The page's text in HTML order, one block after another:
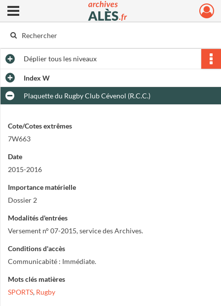
Archives municipales d'Alès
Ouvrir le menu déroulant
Dépliertous les niveaux
Index W
Plaquette du Rugby Club Cévenol (R.C.C.)
Cote/Cotes extrêmes
7W663
Date
2015-2016
Importance matérielle
Dossier 2
Modalités d'entrées
Versement n° 07-2015, service des Archives.
Conditions d'accès
Communicabité : Immédiate.
Mots clés matières
SPORTS, Rugby